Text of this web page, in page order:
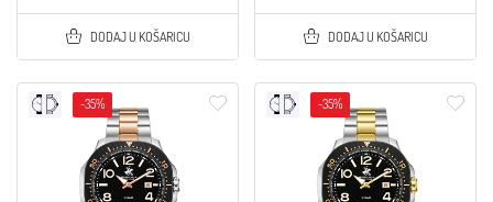
DODAJ U KOŠARICU DODAJ U KOŠARICU
-35% -35%